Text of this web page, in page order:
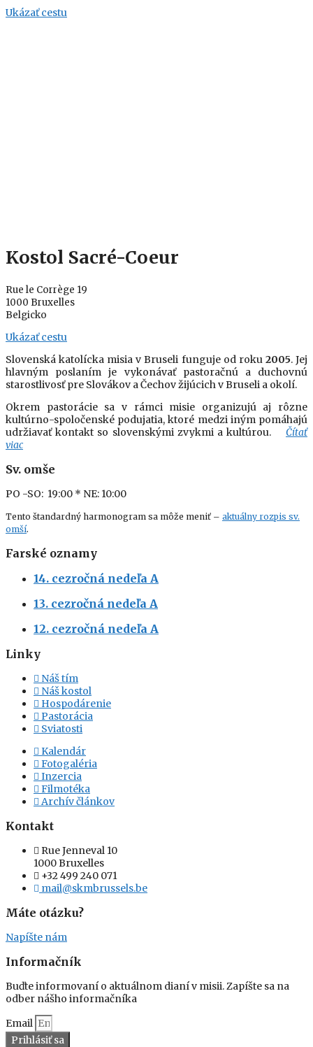
Ukázať cestu
Kostol Sacré-Coeur
Rue le Corrège 19
1000 Bruxelles
Belgicko
Ukázať cestu
Slovenská katolícka misia v Bruseli funguje od roku 2005. Jej
hlavným poslaním je vykonávať pastoračnú a duchovnú
starostlivosť pre Slovákov a Čechov žijúcich v Bruseli a okolí.
Okrem pastorácie sa v rámci misie organizujú aj rôzne
kultúrno-spoločenské podujatia, ktoré medzi iným pomáhajú
udržiavať kontakt so slovenskými zvykmi a kultúrou. Čítať
viac
Sv. omše
PO -SO: 19:00 * NE: 10:00
Tento štandardný harmonogram sa môže meniť – aktuálny rozpis sv.
omší.
Farské oznamy
14. cezročná nedeľa A
13. cezročná nedeľa A
12. cezročná nedeľa A
Linky
Náš tím
Náš kostol
Hospodárenie
Pastorácia
Sviatosti
Kalendár
Fotogaléria
Inzercia
Filmotéka
Archív článkov
Kontakt
Rue Jenneval 10
1000 Bruxelles
+32 499 240 071
mail@skmbrussels.be
Máte otázku?
Napíšte nám
Informačník
Buďte informovaní o aktuálnom dianí v misii. Zapíšte sa na
odber nášho informačníka
Email
Prihlásiť sa